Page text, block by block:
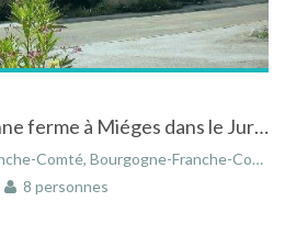
Gîte** dans une ancienne ferme à Miéges dans le Jura en Franche-Comté
Comté, Bourgogne-Franche-Comté, France
8 personnes